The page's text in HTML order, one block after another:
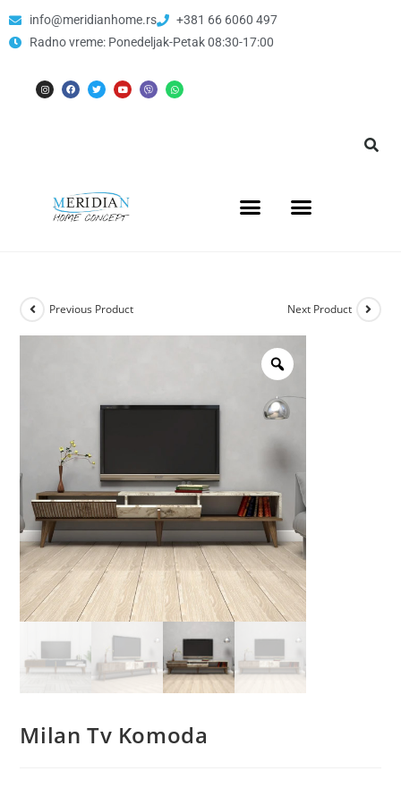
info@meridianhome.rs
+381 66 6060 497
Radno vreme: Ponedeljak-Petak 08:30-17:00
Previous Product Next Product
Milan Tv Komoda